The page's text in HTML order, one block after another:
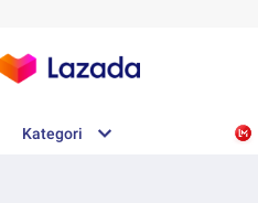
Kategori